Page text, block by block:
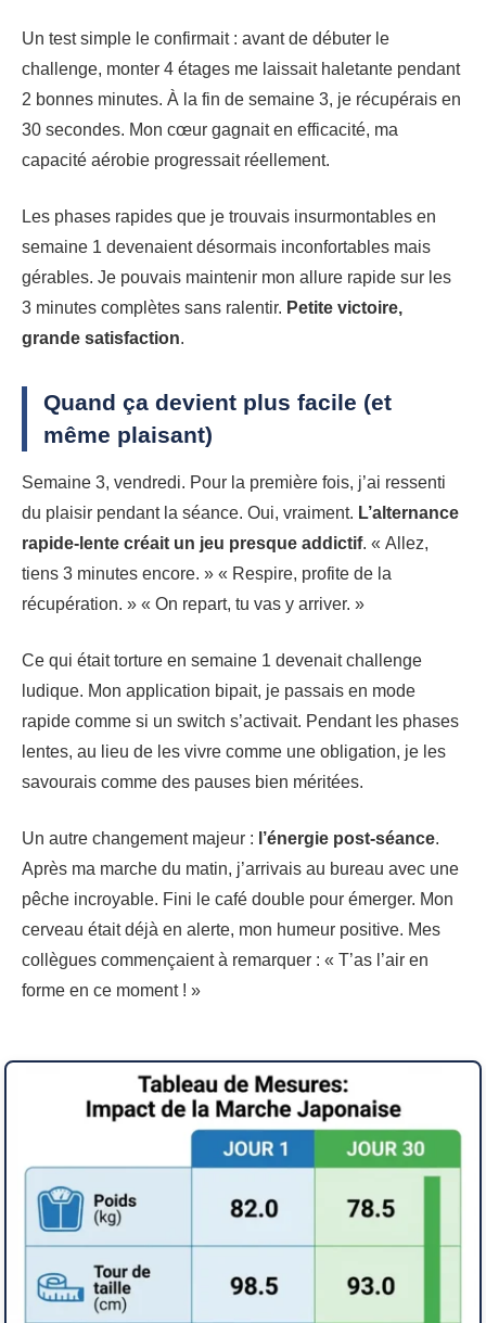
Un test simple le confirmait : avant de débuter le
challenge, monter 4 étages me laissait haletante pendant
2 bonnes minutes. À la fin de semaine 3, je récupérais en
30 secondes. Mon cœur gagnait en efficacité, ma
capacité aérobie progressait réellement.
Les phases rapides que je trouvais insurmontables en
semaine 1 devenaient désormais inconfortables mais
gérables. Je pouvais maintenir mon allure rapide sur les
3 minutes complètes sans ralentir. Petite victoire,
grande satisfaction.
Quand ça devient plus facile (et
même plaisant)
Semaine 3, vendredi. Pour la première fois, j’ai ressenti
du plaisir pendant la séance. Oui, vraiment. L’alternance
rapide-lente créait un jeu presque addictif. « Allez,
tiens 3 minutes encore. » « Respire, profite de la
récupération. » « On repart, tu vas y arriver. »
Ce qui était torture en semaine 1 devenait challenge
ludique. Mon application bipait, je passais en mode
rapide comme si un switch s’activait. Pendant les phases
lentes, au lieu de les vivre comme une obligation, je les
savourais comme des pauses bien méritées.
Un autre changement majeur : l’énergie post-séance.
Après ma marche du matin, j’arrivais au bureau avec une
pêche incroyable. Fini le café double pour émerger. Mon
cerveau était déjà en alerte, mon humeur positive. Mes
collègues commençaient à remarquer : « T’as l’air en
forme en ce moment ! »